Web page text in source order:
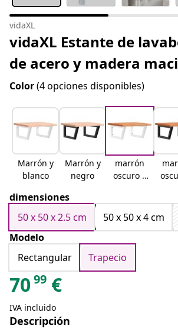
vidaXL
vidaXL Estante de
de acero y madera
Color(4 opciones disponibles)
Marrón y
blanco
Marrón y
negro
marrón
oscuro y
dimensiones
50 x 50 x 2.5 cm
50 x 50 x 4 cm
Modelo
Rectangular
Trapecio
7099 €
IVA incluido
Descripción